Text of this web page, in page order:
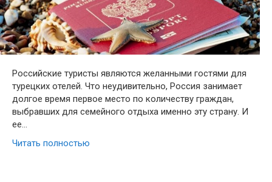
Российские туристы являются желанными гостями для
турецких отелей. Что неудивительно, Россия занимает
долгое время первое место по количеству граждан,
выбравших для семейного отдыха именно эту страну. И
ее…
Читать полностью